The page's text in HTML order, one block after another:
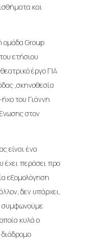
και
ομάδα Group
ετήσιου
έργο ΓΙΑ
,σκηνοθεσία
του Γιάννη
στον
είναι ένα
έχει περάσει προ
εξομολόγηση
δεν υπάρχει.
συμφωνούμε
κυλά ο